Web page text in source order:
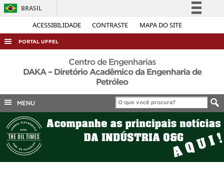
ACESSIBILIDADE CONTRASTE MAPA DO SITE
BRASIL
Simplifique!
Acesso à informação
Canais
PORTAL UFPEL
ACESSO À INFORMAÇÃO
AUDITORIA
EDITAIS
INTERNACIONAL
Centro de Engenharias
DAKA – Diretório Acadêmico da Engenharia de
Petróleo
MENU